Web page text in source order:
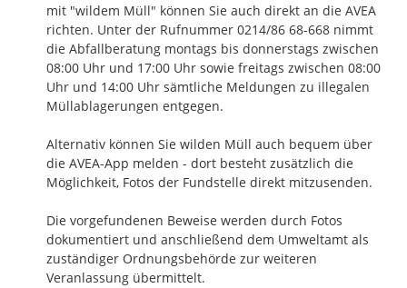
mit "wildem Müll" können Sie auch direkt an die AVEA
richten. Unter der Rufnummer 0214/86 68-668 nimmt
die Abfallberatung montags bis donnerstags zwischen
08:00 Uhr und 17:00 Uhr sowie freitags zwischen 08:00
Uhr und 14:00 Uhr sämtliche Meldungen zu illegalen
Müllablagerungen entgegen.
Alternativ können Sie wilden Müll auch bequem über
die AVEA-App melden - dort besteht zusätzlich die
Möglichkeit, Fotos der Fundstelle direkt mitzusenden.
Die vorgefundenen Beweise werden durch Fotos
dokumentiert und anschließend dem Umweltamt als
zuständiger Ordnungsbehörde zur weiteren
Veranlassung übermittelt.